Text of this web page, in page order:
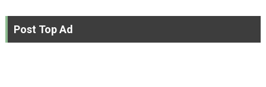
Post Top Ad